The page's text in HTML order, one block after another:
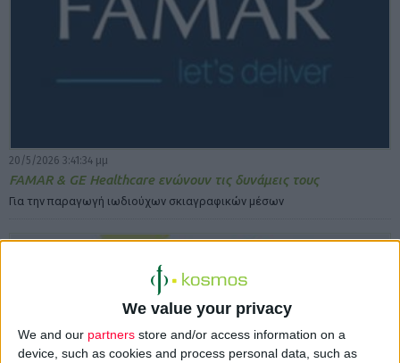
We value your privacy
We and our partners store and/or access information on a
device, such as cookies and process personal data, such as
20/5/2026 3:41:34 μμ
FAMAR & GE Healthcare ενώνουν τις δυνάμεις τους
Για την παραγωγή ιωδιούχων σκιαγραφικών μέσων